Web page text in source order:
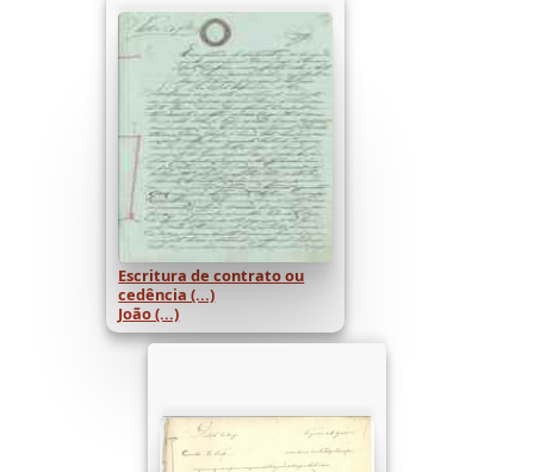
Escritura de contrato ou
cedência (...)
João (...)